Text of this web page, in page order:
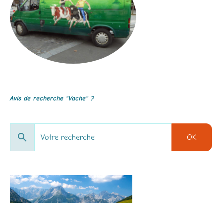
Avis de recherche "Vache" ?
OK